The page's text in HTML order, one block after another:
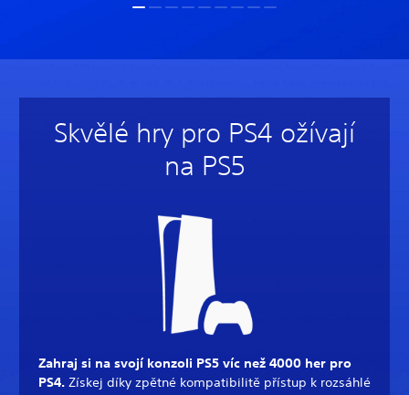
Skvělé hry pro PS4 ožívají
na PS5
Zahraj si na svojí konzoli PS5 víc než 4000 her pro
PS4. Získej díky zpětné kompatibilitě přístup k rozsáhlé